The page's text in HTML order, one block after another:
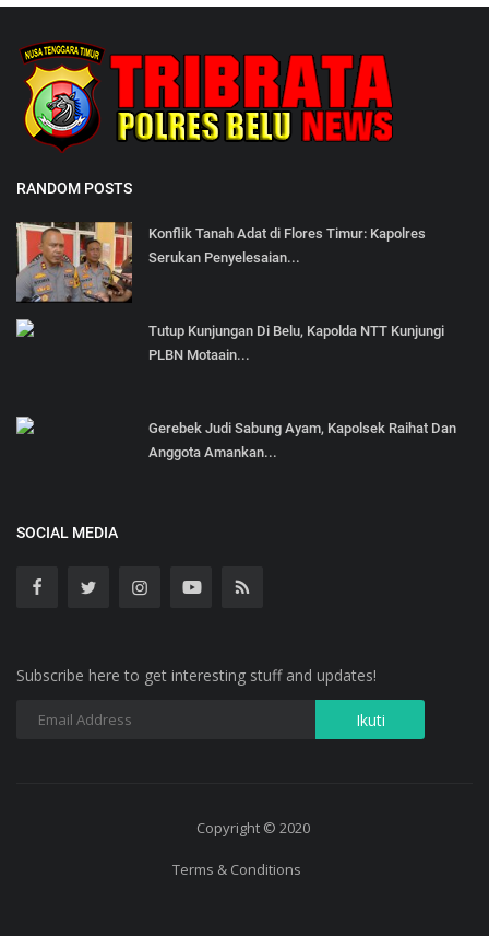
RANDOM POSTS
Konflik Tanah Adat di Flores Timur: Kapolres
Serukan Penyelesaian...
Tutup Kunjungan Di Belu, Kapolda NTT Kunjungi
PLBN Motaain...
Gerebek Judi Sabung Ayam, Kapolsek Raihat Dan
Anggota Amankan...
SOCIAL MEDIA
Subscribe here to get interesting stuff and updates!
Copyright © 2020
Terms & Conditions